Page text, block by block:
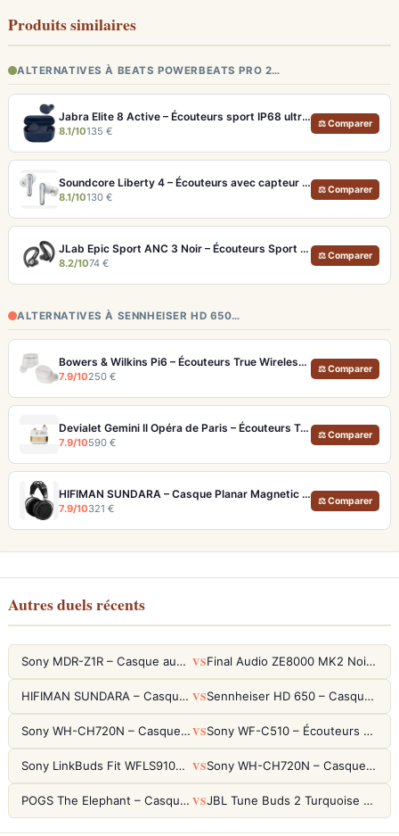
Produits similaires
ALTERNATIVES À BEATS POWERBEATS PRO 2…
Jabra Elite 8 Active – Écouteurs sport IP68 ultra-robustes et ANC
8.1/10135 €
⚖ Comparer
Soundcore Liberty 4 – Écouteurs avec capteur de fréquence cardiaque et LDAC
8.1/10130 €
⚖ Comparer
JLab Epic Sport ANC 3 Noir – Écouteurs Sport ANC IP66 Double Driver
8.2/1074 €
⚖ Comparer
ALTERNATIVES À SENNHEISER HD 650…
Bowers & Wilkins Pi6 – Écouteurs True Wireless audiophiles avec ANC adaptatif
7.9/10250 €
⚖ Comparer
Devialet Gemini II Opéra de Paris – Écouteurs True Wireless audiophiles plaqués or
7.9/10590 €
⚖ Comparer
HIFIMAN SUNDARA – Casque Planar Magnetic Ouvert Over-Ear Audiophile
7.9/10321 €
⚖ Comparer
Autres duels récents
Sony MDR-Z1R – Casque audiophile fermé haute résolution VS Final Audio ZE8000 MK2 Noir – Écouteurs True Wireless audiophiles 8K Sound
HIFIMAN SUNDARA – Casque Planar Magnetic Ouvert Over-Ear Audiophile VS Sennheiser HD 650 – Casque audiophile ouvert pour l'écoute analytique
Sony WH-CH720N – Casque ANC 35h, Ultra-léger (192g) avec Processeur V1 VS Sony WF-C510 – Écouteurs True Wireless compacts, autonomie 22h et multipoint
Sony LinkBuds Fit WFLS910NW Blanc – Écouteurs Sport Ailes ANC VS Sony WH-CH720N – Casque ANC 35h, Ultra-léger (192g) avec Processeur V1
POGS The Elephant – Casque Filaire Enfants 85dB POGS-Safe™ (Éco-Responsable) VS JBL Tune Buds 2 Turquoise – Écouteurs True Wireless avec ANC et autonomie 48h